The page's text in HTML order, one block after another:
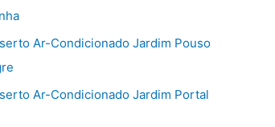
Ar-Condicionado Jardim Pouso
Ar-Condicionado Jardim Portal